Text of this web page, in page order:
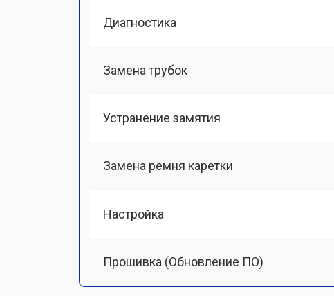
Диагностика
Замена трубок
Устранение замятия
Замена ремня каретки
Настройка
Прошивка (Обновление ПО)